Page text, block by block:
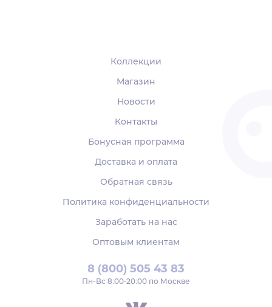
8 (800) 505 43 83
Пн‑Вс 8:00-20:00 по Москве
Коллекции
Магазин
Новости
Контакты
Бонусная программа
Доставка и оплата
Обратная связь
Политика конфиденциальности
Заработать на нас
Оптовым клиентам